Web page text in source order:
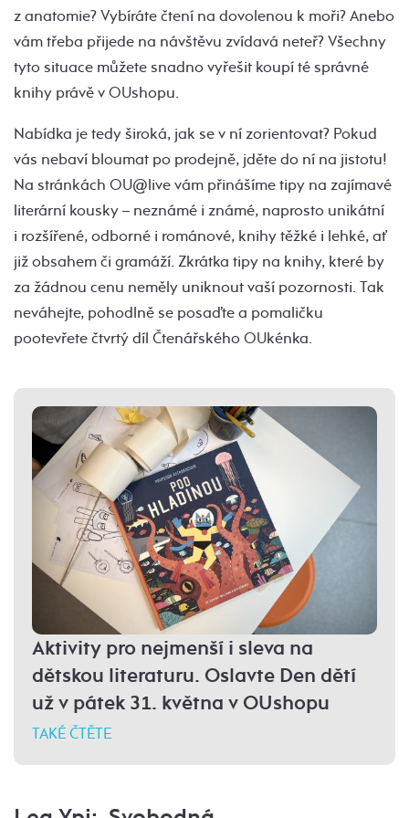
z anatomie? Vybíráte čtení na dovolenou k moři? Anebo
vám třeba přijede na návštěvu zvídavá neteř? Všechny
tyto situace můžete snadno vyřešit koupí té správné
knihy právě v OUshopu.
Nabídka je tedy široká, jak se v ní zorientovat? Pokud
vás nebaví bloumat po prodejně, jděte do ní na jistotu!
Na stránkách OU@live vám přinášíme tipy na zajímavé
literární kousky – neznámé i známé, naprosto unikátní
i rozšířené, odborné i románové, knihy těžké i lehké, ať
již obsahem či gramáží. Zkrátka tipy na knihy, které by
za žádnou cenu neměly uniknout vaší pozornosti. Tak
neváhejte, pohodlně se posaďte a pomaličku
pootevřete čtvrtý díl Čtenářského OUkénka.
Aktivity pro nejmenší i sleva na
dětskou literaturu. Oslavte Den dětí
už v pátek 31. května v OUshopu
TAKÉ ČTĚTE